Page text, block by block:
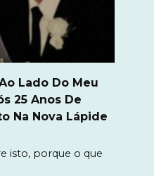
Lado Do Meu
25 Anos De
Na Nova Lápide
isto, porque o que